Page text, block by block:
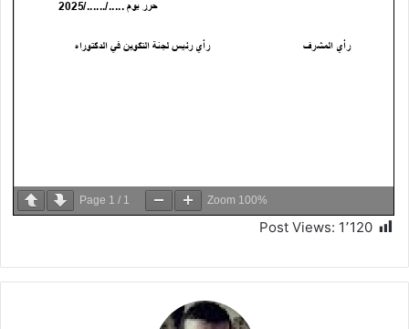
Page 1 / 1 Zoom 100%
Post Views: 1٬120